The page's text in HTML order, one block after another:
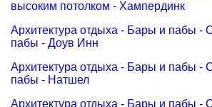
высоким потолком - Хампердинк
Архитектура отдыха - Бары и пабы -
пабы - Доув Инн
Архитектура отдыха - Бары и пабы -
пабы - Натшел
Архитектура отдыха - Бары и пабы -